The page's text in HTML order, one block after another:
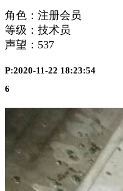
角色：注册会员
等级：技术员
声望： 537
P:2020-11-22 18:23:54
6